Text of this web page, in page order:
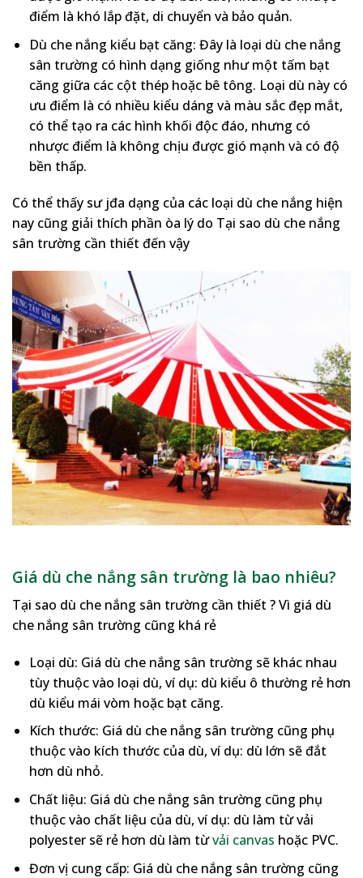
điểm là khó lắp đặt, di chuyển và bảo quản.
Dù che nắng kiểu bạt căng: Đây là loại dù che nắng
sân trường có hình dạng giống như một tấm bạt
căng giữa các cột thép hoặc bê tông. Loại dù này có
ưu điểm là có nhiều kiểu dáng và màu sắc đẹp mắt,
có thể tạo ra các hình khối độc đáo, nhưng có
nhược điểm là không chịu được gió mạnh và có độ
bền thấp.
Có thể thấy sư jđa dạng của các loại dù che nắng hiện
nay cũng giải thích phần òa lý do Tại sao dù che nắng
sân trường cần thiết đến vậy
Giá dù che nắng sân trường là bao nhiêu?
Tại sao dù che nắng sân trường cần thiết ? Vì giá dù
che nắng sân trường cũng khá rẻ
Loại dù: Giá dù che nắng sân trường sẽ khác nhau
tùy thuộc vào loại dù, ví dụ: dù kiểu ô thường rẻ hơn
dù kiểu mái vòm hoặc bạt căng.
Kích thước: Giá dù che nắng sân trường cũng phụ
thuộc vào kích thước của dù, ví dụ: dù lớn sẽ đắt
hơn dù nhỏ.
Chất liệu: Giá dù che nắng sân trường cũng phụ
thuộc vào chất liệu của dù, ví dụ: dù làm từ vải
polyester sẽ rẻ hơn dù làm từvải canvas hoặc PVC.
Đơn vị cung cấp: Giá dù che nắng sân trường cũng